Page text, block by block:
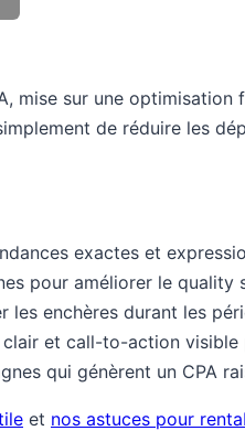
mise sur une
de réduire les
exactes et
pour améliorer le
enchères durant les
et call-to-action
qui génèrent un CPA
et nos astuces pour